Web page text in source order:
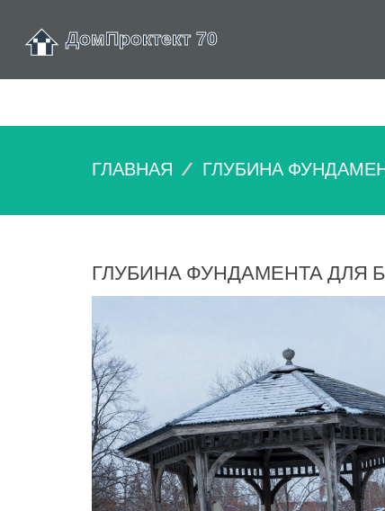
ГЛАВНАЯ ГЛУБИНА
ГЛУБИНА ФУНДАМЕНТА ДЛЯ